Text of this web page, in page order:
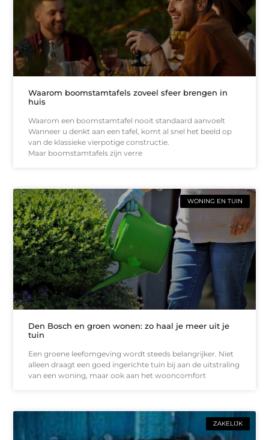
Waarom boomstamtafels zoveel sfeer brengen in
huis
Waarom een boomstamtafel nooit standaard aanvoelt
Wanneer u denkt aan een tafel, komt al snel het beeld op
van de klassieke vierpotige constructie.
Maar boomstamtafels zijn verre
WONING EN TUIN
Den Bosch en groen wonen: zo haal je meer uit je
tuin
Een groene leefomgeving wordt steeds belangrijker. Niet
alleen draagt een goed ingerichte tuin bij aan de uitstraling
van een woning, maar ook aan het wooncomfort
ZAKELIJK